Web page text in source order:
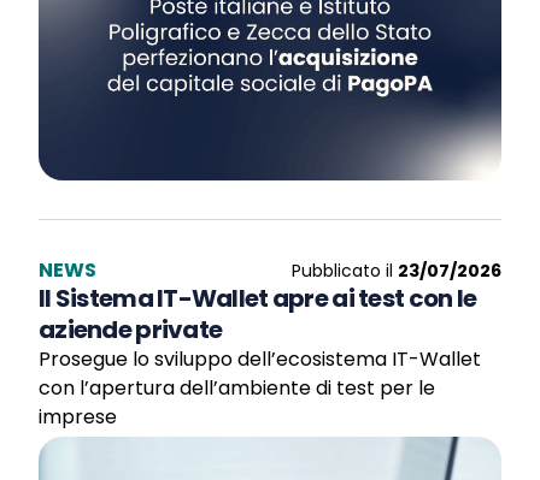
NEWS Pubblicato il 23/07/2026
Il Sistema IT-Wallet apre ai test con le
aziende private
Prosegue lo sviluppo dell’ecosistema IT-Wallet
con l’apertura dell’ambiente di test per le
imprese